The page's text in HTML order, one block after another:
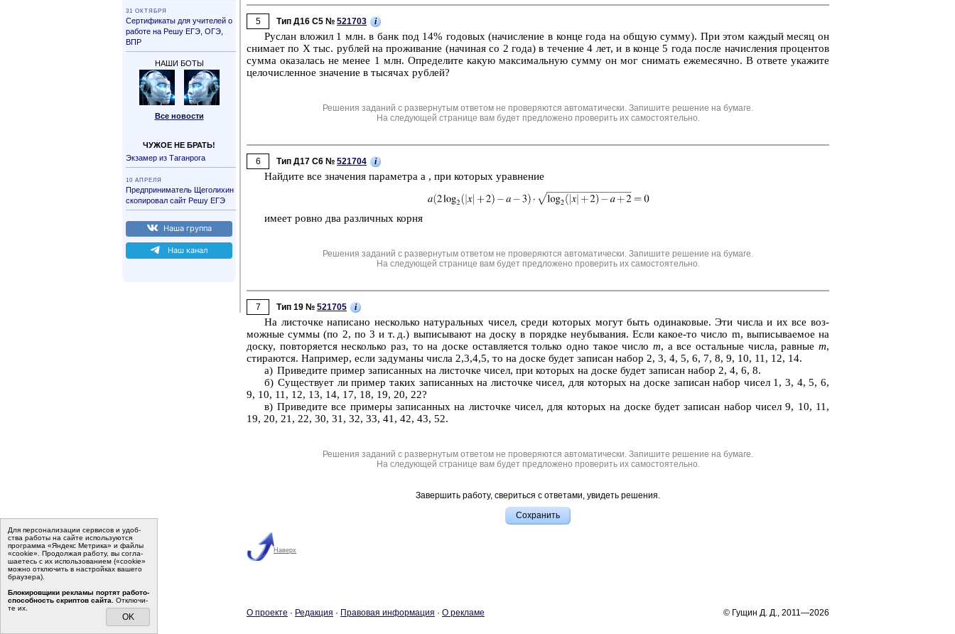
31 ОК­ТЯБ­РЯ
Сер­ти­фи­ка­ты для учи­те­лей о
ра­бо­те на Решу ЕГЭ, ОГЭ,
ВПР
НАШИ БОТЫ
Все но­во­сти
ЧУЖОЕ НЕ БРАТЬ!
Эк­за­мер из Та­ган­ро­га
10 АП­РЕ­ЛЯ
Пред­при­ни­ма­тель Ще­го­ли­хин
ско­пи­ро­вал сайт Решу ЕГЭ
Наша груп­па
Наш канал
5 Тип Д16 C5 № 521703 i
Рус­лан вло­жил 1 млн. в банк под 14% го­до­вых (на­чис­ле­ние в конце года на общую сумму). При этом каж­дый месяц он
сни­ма­ет по Х тыс. руб­лей на про­жи­ва­ние (на­чи­ная со 2 года) в те­че­ние 4 лет, и в конце 5 года после на­чис­ле­ния про­цен­тов
сумма ока­за­лась не менее 1 млн. Опре­де­ли­те какую мак­си­маль­ную сумму он мог сни­мать еже­ме­сяч­но. В от­ве­те ука­жи­те
це­ло­чис­лен­ное зна­че­ние в ты­ся­чах руб­лей?
Решения заданий с развернутым ответом не проверяются автоматически. Запишите решение на бумаге.
На следующей странице вам будет предложено проверить их самостоятельно.
6 Тип Д17 C6 № 521704 i
Най­ди­те все зна­че­ния па­ра­мет­ра a , при ко­то­рых урав­не­ние
имеет ровно два раз­лич­ных корня
Решения заданий с развернутым ответом не проверяются автоматически. Запишите решение на бумаге.
На следующей странице вам будет предложено проверить их самостоятельно.
7 Тип 19 № 521705 i
На ли­сточ­ке на­пи­са­но не­сколь­ко на­ту­раль­ных чисел, среди ко­то­рых могут быть оди­на­ко­вые. Эти числа и их все воз­
мож­ные суммы (по 2, по 3 и т. д.) вы­пи­сы­ва­ют на доску в по­ряд­ке не­убы­ва­ния. Если какое‐то число m, вы­пи­сы­ва­е­мое на
доску, по­вто­ря­ет­ся не­сколь­ко раз, то на доске остав­ля­ет­ся толь­ко одно такое число m, а все осталь­ные числа, рав­ные m,
сти­ра­ют­ся. На­при­мер, если за­ду­ма­ны числа 2,3,4,5, то на доске будет за­пи­сан набор 2, 3, 4, 5, 6, 7, 8, 9, 10, 11, 12, 14.
а) При­ве­ди­те при­мер за­пи­сан­ных на ли­сточ­ке чисел, при ко­то­рых на доске будет за­пи­сан набор 2, 4, 6, 8.
б) Су­ще­ству­ет ли при­мер таких за­пи­сан­ных на ли­сточ­ке чисел, для ко­то­рых на доске за­пи­сан набор чисел 1, 3, 4, 5, 6,
9, 10, 11, 12, 13, 14, 17, 18, 19, 20, 22?
в) При­ве­ди­те все при­ме­ры за­пи­сан­ных на ли­сточ­ке чисел, для ко­то­рых на доске будет за­пи­сан набор чисел 9, 10, 11,
19, 20, 21, 22, 30, 31, 32, 33, 41, 42, 43, 52.
Решения заданий с развернутым ответом не проверяются автоматически. Запишите решение на бумаге.
На следующей странице вам будет предложено проверить их самостоятельно.
Завершить работу, свериться с ответами, увидеть решения.
Наверх
О про­ек­те · Ре­дак­ция · Пра­во­вая ин­фор­ма­ция · О ре­кла­ме © Гущин Д. Д., 2011—2026
Для пер­со­на­ли­за­ции сер­ви­сов и удоб­
ства ра­бо­ты на сайте ис­поль­зу­ют­ся
программа «Яндекс Метрика» и файлы
«cookie». Про­дол­жая ра­бо­ту, вы со­гла­
ша­е­тесь с их ис­поль­зо­ва­ни­ем («cookie»
мо­жно от­клю­чить в на­строй­ках ва­ше­го
бра­у­зе­ра).
Бло­ки­ров­щи­ки ре­кла­мы пор­тят ра­бо­то­
спо­соб­ность скрип­тов сайта.
Отклю­чи­
те их.
OK